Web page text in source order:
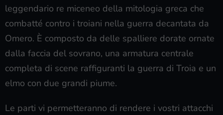
leggendario re miceneo della mitologia greca che
combatté contro i troiani nella guerra decantata da
Omero. È composto da delle spalliere dorate ornate
dalla faccia del sovrano, una armatura centrale
completa di scene raffiguranti la guerra di Troia e un
elmo con due grandi piume.
Le parti vi permetteranno di rendere i vostri attacchi